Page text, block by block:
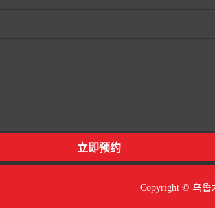
Copyright © 乌